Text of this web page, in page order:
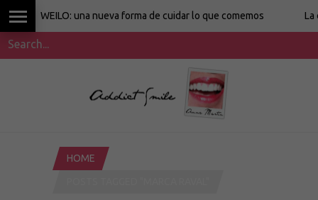
WEILO: una nueva forma de cuidar lo que comemos La
HOME